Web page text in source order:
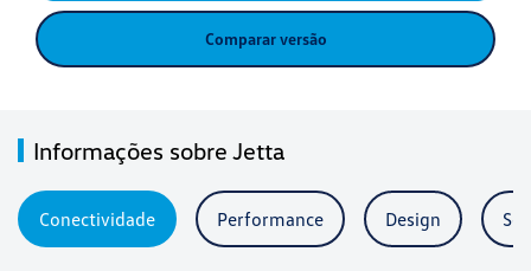
Comparar versão
Informações sobre Jetta
Conectividade Performance Design